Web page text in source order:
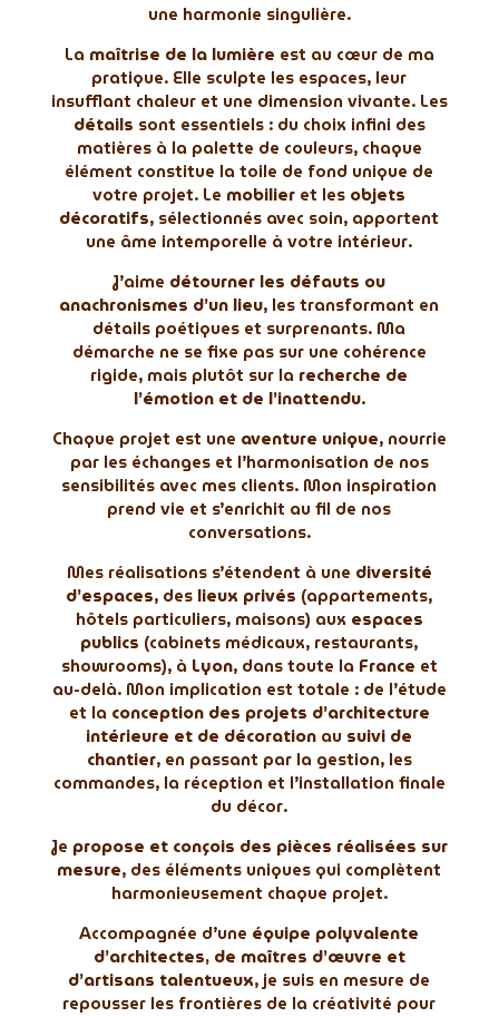
une harmonie singulière.
La maîtrise de la lumière est au cœur de ma
pratique. Elle sculpte les espaces, leur
insufflant chaleur et une dimension vivante. Les
détails sont essentiels : du choix infini des
matières à la palette de couleurs, chaque
élément constitue la toile de fond unique de
votre projet. Le mobilier et les objets
décoratifs, sélectionnés avec soin, apportent
une âme intemporelle à votre intérieur.
J’aime détourner les défauts ou
anachronismes d’un lieu, les transformant en
détails poétiques et surprenants. Ma
démarche ne se fixe pas sur une cohérence
rigide, mais plutôt sur la recherche de
l’émotion et de l’inattendu.
Chaque projet est une aventure unique, nourrie
par les échanges et l’harmonisation de nos
sensibilités avec mes clients. Mon inspiration
prend vie et s’enrichit au fil de nos
conversations.
Mes réalisations s’étendent à une diversité
d’espaces, des lieux privés (appartements,
hôtels particuliers, maisons) aux espaces
publics (cabinets médicaux, restaurants,
showrooms), à Lyon, dans toute la France et
au-delà. Mon implication est totale : de l’étude
et la conception des projets d’architecture
intérieure et de décoration au suivi de
chantier, en passant par la gestion, les
commandes, la réception et l’installation finale
du décor.
Je propose et conçois des pièces réalisées sur
mesure, des éléments uniques qui complètent
harmonieusement chaque projet.
Accompagnée d’une équipe polyvalente
d’architectes, de maîtres d’œuvre et
d’artisans talentueux, je suis en mesure de
repousser les frontières de la créativité pour